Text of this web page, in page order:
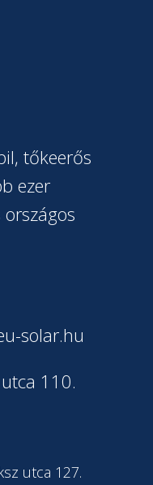
tőkeerős
ezer
solar.hu
110.
utca 127.